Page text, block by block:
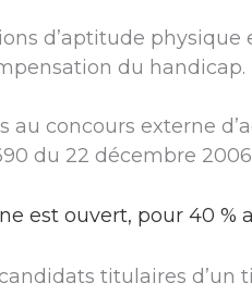
d’aptitude physique
du handicap.
au concours externe
du 22 décembre
est ouvert, pour 40 %
titulaires